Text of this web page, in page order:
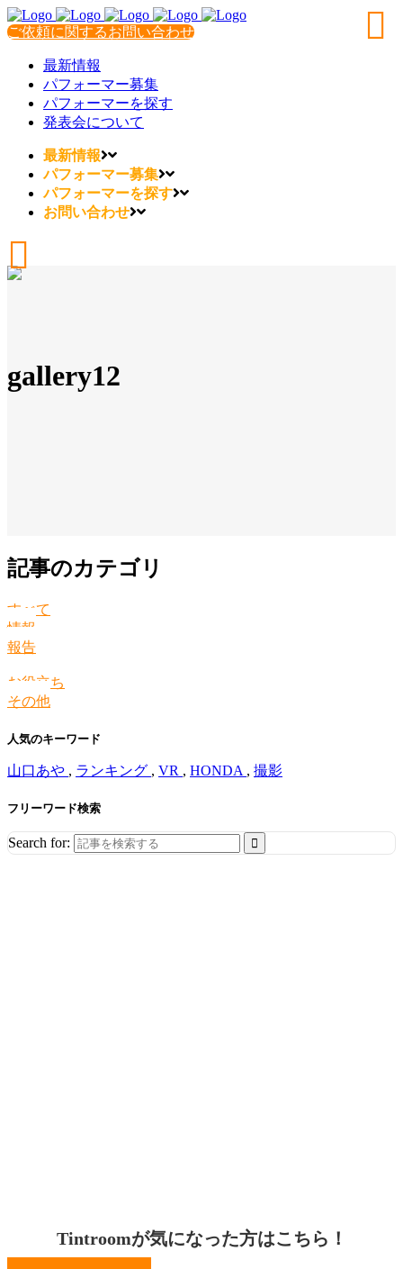
ご依頼に関するお問い合わせ
最新情報
パフォーマー募集
パフォーマーを探す
発表会について
最新情報
パフォーマー募集
パフォーマーを探す
お問い合わせ
gallery12
記事のカテゴリ
すべて
情報
報告
お役立ち
その他
人気のキーワード
山口あや , ランキング , VR , HONDA , 撮影
フリーワード検索
Search for:
Tintroomが気になった方はこちら！